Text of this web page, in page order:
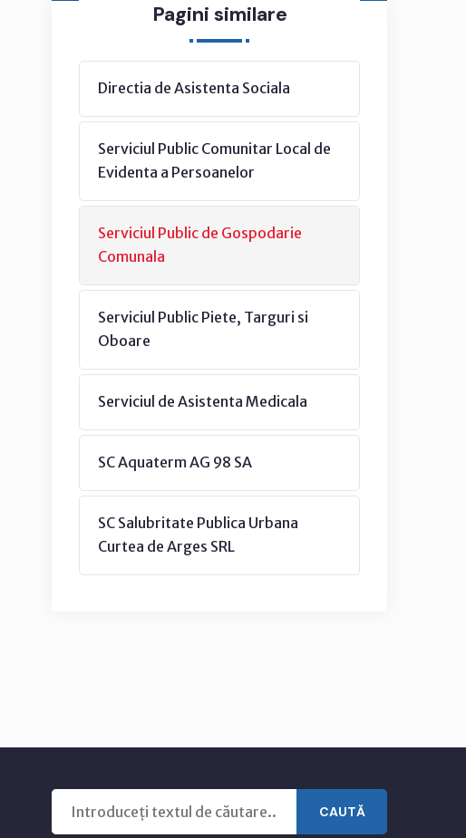
Pagini similare
Directia de Asistenta Sociala
Serviciul Public Comunitar Local de
Evidenta a Persoanelor
Serviciul Public de Gospodarie
Comunala
Serviciul Public Piete, Targuri si
Oboare
Serviciul de Asistenta Medicala
SC Aquaterm AG 98 SA
SC Salubritate Publica Urbana
Curtea de Arges SRL
CAUTĂ